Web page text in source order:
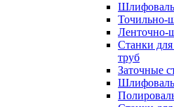
Точильно-
Ленточно-
Станки
труб
Заточные